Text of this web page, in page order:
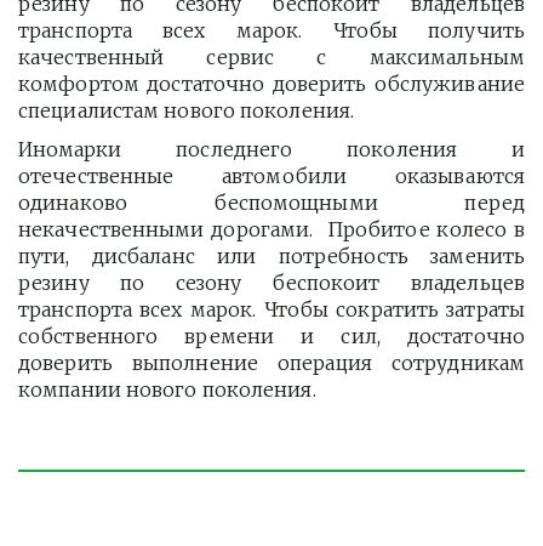
транспорта всех марок. Чтобы получить
качественный сервис с максимальным
комфортом достаточно доверить обслуживание
специалистам нового поколения.
Иномарки последнего поколения и
отечественные автомобили оказываются
одинаково беспомощными перед
некачественными дорогами. Пробитое колесо в
пути, дисбаланс или потребность заменить
резину по сезону беспокоит владельцев
транспорта всех марок. Чтобы сократить затраты
собственного времени и сил, достаточно
доверить выполнение операция сотрудникам
компании нового поколения.